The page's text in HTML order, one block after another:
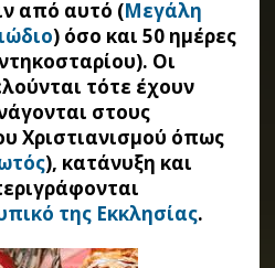
από αυτό (Μεγάλη
) όσο και 50 ημέρες
Οι
τότε έχουν
στους
Χριστιανισμού όπως
), κατάνυξη και
της Εκκλησίας.